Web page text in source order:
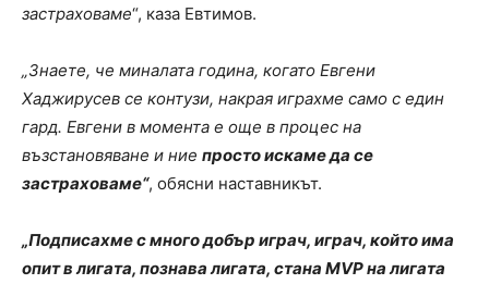
застраховаме“, каза Евтимов.
„Знаете, че миналата година, когато Евгени
Хаджирусев се контузи, накрая играхме само с един
гард. Евгени в момента е още в процес на
възстановяване и ние просто искаме да се
застраховаме“, обясни наставникът.
„Подписахме с много добър играч, играч, който има
опит в лигата, познава лигата, стана MVP на лигата